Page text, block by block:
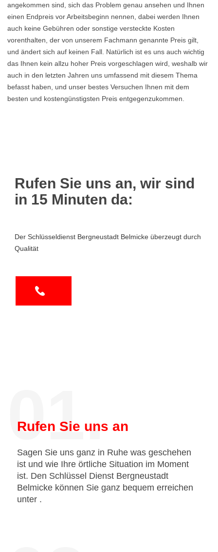
angekommen sind, sich das Problem genau ansehen und Ihnen
einen Endpreis vor Arbeitsbeginn nennen, dabei werden Ihnen
auch keine Gebühren oder sonstige versteckte Kosten
vorenthalten, der von unserem Fachmann genannte Preis gilt,
und ändert sich auf keinen Fall. Natürlich ist es uns auch wichtig
das Ihnen kein allzu hoher Preis vorgeschlagen wird, weshalb wir
auch in den letzten Jahren uns umfassend mit diesem Thema
befasst haben, und unser bestes Versuchen Ihnen mit dem
besten und kostengünstigsten Preis entgegenzukommen.
Rufen Sie uns an, wir sind
in 15 Minuten da:
Der Schlüsseldienst Bergneustadt Belmicke überzeugt durch
Qualität
01.
Rufen Sie uns an
Sagen Sie uns ganz in Ruhe was geschehen
ist und wie Ihre örtliche Situation im Moment
ist. Den Schlüssel Dienst Bergneustadt
Belmicke können Sie ganz bequem erreichen
unter .